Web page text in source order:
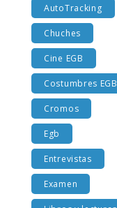
AutoTracking
Chuches
Cine EGB
Costumbres EGB
Cromos
Egb
Entrevistas
Examen